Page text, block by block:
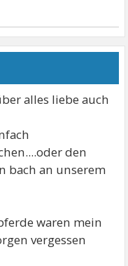
alles liebe auch
den
bach an unserem
waren mein
vergessen